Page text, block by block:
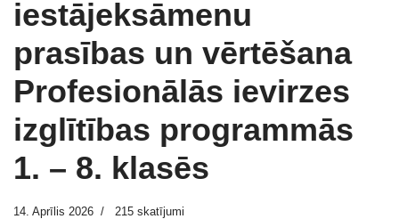
iestājeksāmenu
prasības un vērtēšana
Profesionālās ievirzes
izglītības programmās
1. – 8. klasēs
14. Aprīlis 2026 215 skatījumi